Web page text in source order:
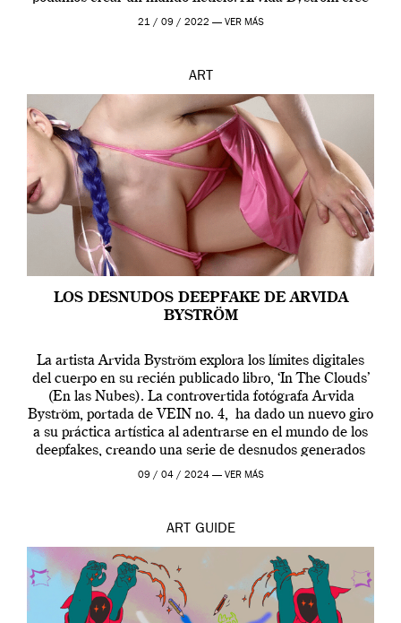
que los humanos tienen un complejo […]
21 / 09 / 2022 — VER MÁS
ART
LOS DESNUDOS DEEPFAKE DE ARVIDA
BYSTRÖM
La artista Arvida Byström explora los límites digitales
del cuerpo en su recién publicado libro, ‘In The Clouds’
(En las Nubes). La controvertida fotógrafa Arvida
Byström, portada de VEIN no. 4, ha dado un nuevo giro
a su práctica artística al adentrarse en el mundo de los
deepfakes, creando una serie de desnudos generados
por […]
09 / 04 / 2024 — VER MÁS
ART GUIDE